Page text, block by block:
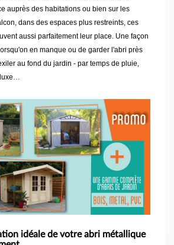
auprès des habitations ou bien sur les
dans des espaces plus restreints, ces
aussi parfaitement leur place. Une façon
en manque ou de garder l'abri près
au fond du jardin - par temps de pluie,
luxe…
idéale de votre abri métallique